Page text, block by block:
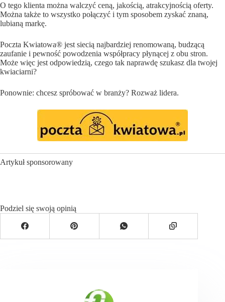
O tego klienta można walczyć ceną, jakością, atrakcyjnością oferty.
Można także to wszystko połączyć i tym sposobem zyskać znaną,
lubianą markę.
Poczta Kwiatowa® jest siecią najbardziej renomowaną, budzącą
zaufanie i pewność powodzenia współpracy płynącej z obu stron.
Może więc jest odpowiedzią, czego tak naprawdę szukasz dla twojej
kwiaciarni?
Ponownie: chcesz spróbować w branży? Rozważ lidera.
Artykuł sponsorowany
Podziel się swoją opinią